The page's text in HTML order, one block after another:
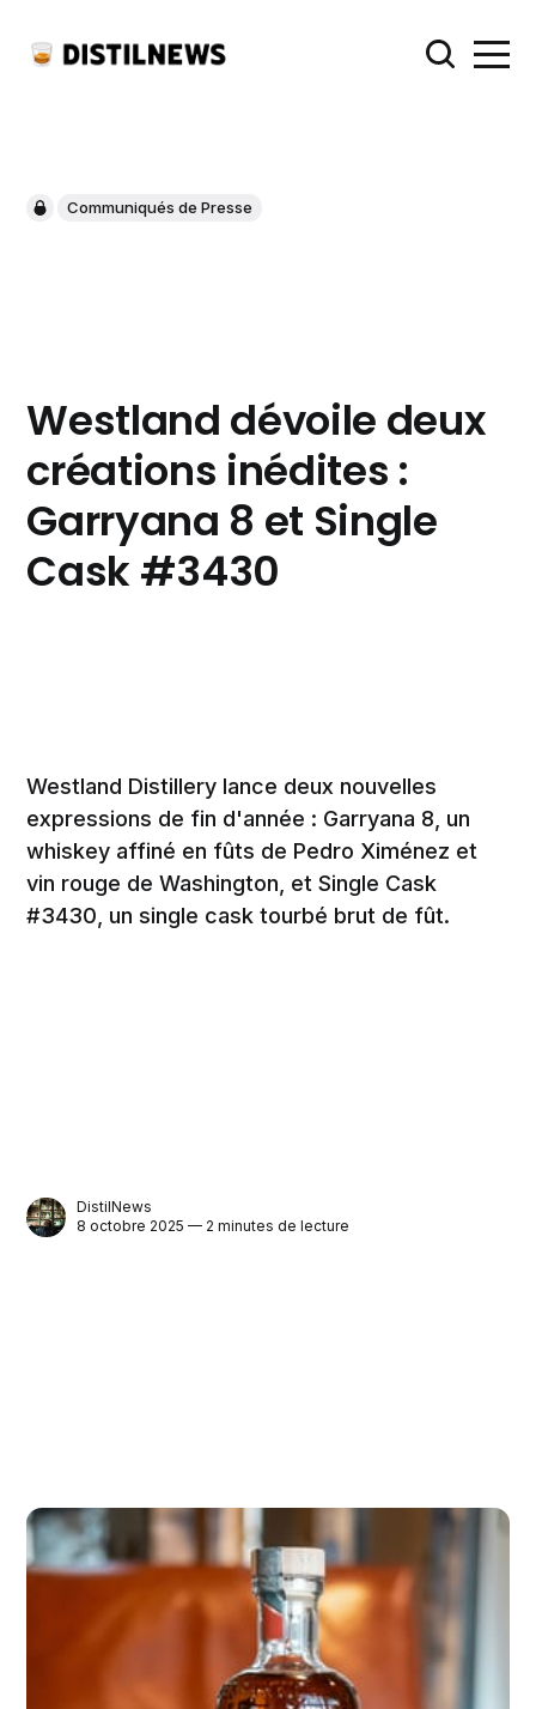
Communiqués de Presse
Westland dévoile deux
créations inédites :
Garryana 8 et Single
Cask #3430
Westland Distillery lance deux nouvelles
expressions de fin d'année : Garryana 8, un
whiskey affiné en fûts de Pedro Ximénez et
vin rouge de Washington, et Single Cask
#3430, un single cask tourbé brut de fût.
DistilNews
8 octobre 2025 — 2 minutes de lecture